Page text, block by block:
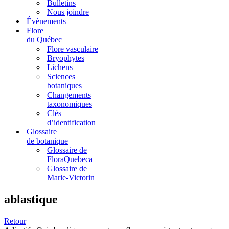
Bulletins
Nous joindre
Évènements
Flore
du Québec
Flore vasculaire
Bryophytes
Lichens
Sciences
botaniques
Changements
taxonomiques
Clés
d’identification
Glossaire
de botanique
Glossaire de
FloraQuebeca
Glossaire de
Marie-Victorin
ablastique
Retour